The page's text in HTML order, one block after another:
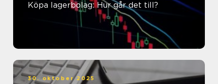
Köpa lagerbolag: Hur går det till?
30. oktober 2025